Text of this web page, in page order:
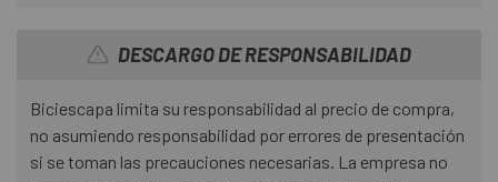
DESCARGO DE RESPONSABILIDAD
Biciescapa limita su responsabilidad al precio de compra,
no asumiendo responsabilidad por errores de presentación
si se toman las precauciones necesarias. La empresa no